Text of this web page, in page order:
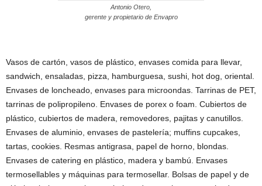
Antonio Otero,
gerente y propietario de Envapro
Vasos de cartón, vasos de plástico, envases comida para llevar,
sandwich, ensaladas, pizza, hamburguesa, sushi, hot dog, oriental.
Envases de loncheado, envases para microondas. Tarrinas de PET,
tarrinas de polipropileno. Envases de porex o foam. Cubiertos de
plástico, cubiertos de madera, removedores, pajitas y canutillos.
Envases de aluminio, envases de pastelería; muffins cupcakes,
tartas, cookies. Resmas antigrasa, papel de horno, blondas.
Envases de catering en plástico, madera y bambú. Envases
termosellables y máquinas para termosellar. Bolsas de papel y de